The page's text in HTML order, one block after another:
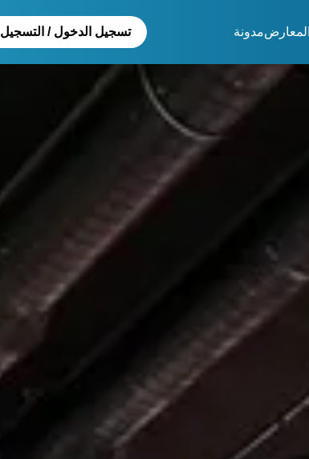
المعارضمدونة تسجيل الدخول / التسجيل